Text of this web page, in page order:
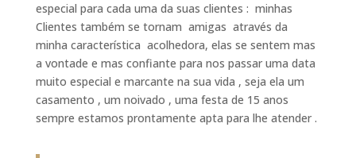
especial para cada uma da suas clientes : minhas
Clientes também se tornam amigas através da
minha característica acolhedora, elas se sentem mas
a vontade e mas confiante para nos passar uma data
muito especial e marcante na sua vida , seja ela um
casamento , um noivado , uma festa de 15 anos
sempre estamos prontamente apta para lhe atender .